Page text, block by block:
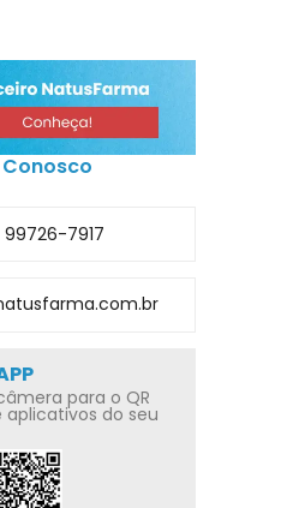
Conosco
7917
para o QR
aplicativos do seu